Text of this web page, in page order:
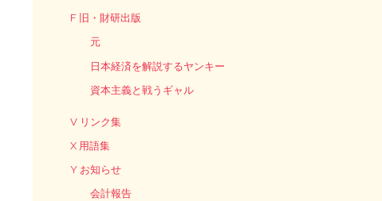
F 旧・財研出版
元
日本経済を解説するヤンキー
資本主義と戦うギャル
V リンク集
X 用語集
Y お知らせ
会計報告